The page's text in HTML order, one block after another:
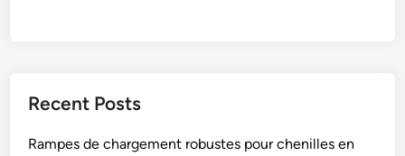
Recent Posts
Rampes de chargement robustes pour chenilles en